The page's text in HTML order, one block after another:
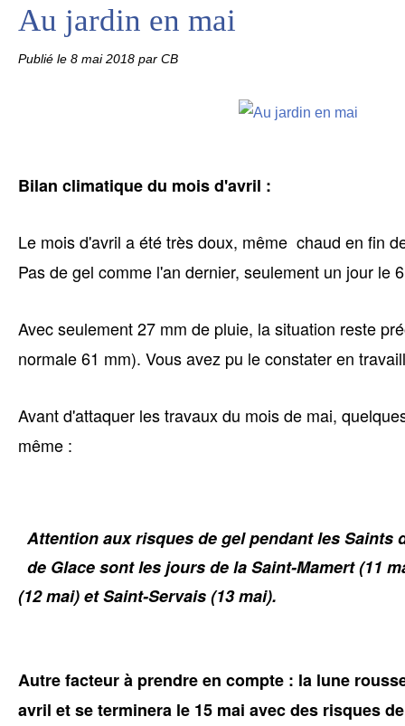
Au jardin en mai
Publié le 8 mai 2018 par CB
Bilan climatique du mois d'avril :
Le mois d'avril a été très doux, même chaud en fin
Pas de gel comme l'an dernier, seulement un jour le
Avec seulement 27 mm de pluie, la situation reste
normale 61 mm). Vous avez pu le constater en
Avant d'attaquer les travaux du mois de mai,
même :
Attention aux risques de gel pendant les Saints
de Glace sont les jours de la Saint-Mamert (11
(12 mai) et Saint-Servais (13 mai).
Autre facteur à prendre en compte : la lune
avril et se terminera le 15 mai avec des risques